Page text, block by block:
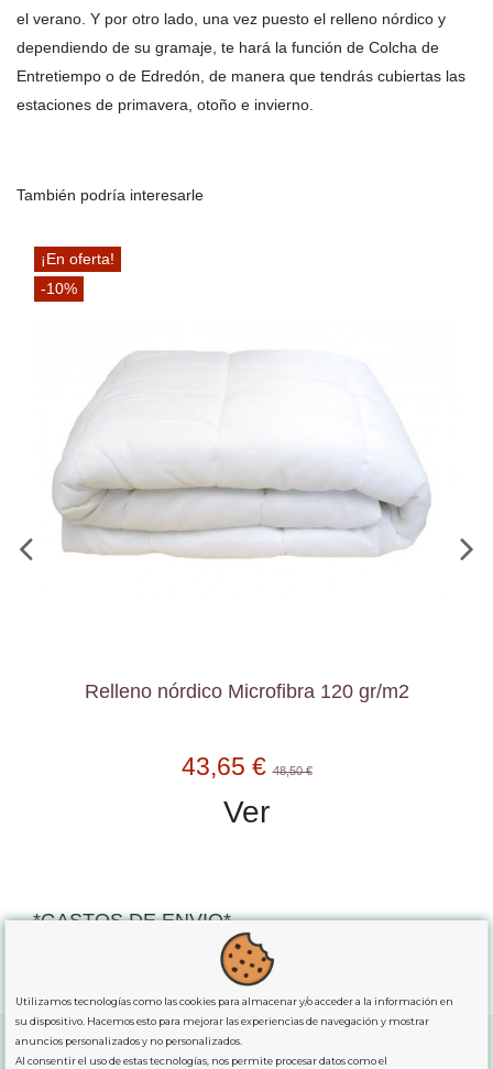
el verano. Y por otro lado, una vez puesto el relleno nórdico y
dependiendo de su gramaje, te hará la función de Colcha de
Entretiempo o de Edredón, de manera que tendrás cubiertas las
estaciones de primavera, otoño e invierno.
También podría interesarle
¡En oferta!
-10%
Relleno nórdico Microfibra 120 gr/m2
43,65 €48,50 €
Ver
*GASTOS DE ENVIO*
para comprassuperiores a 80€
exclusiva para la peninsula.
Utilizamos tecnologías como las cookies para almacenar y/o acceder a la información en
su dispositivo. Hacemos esto para mejorar las experiencias de navegación y mostrar
anuncios personalizados y no personalizados.
Al consentir el uso de estas tecnologías, nos permite procesar datos como el